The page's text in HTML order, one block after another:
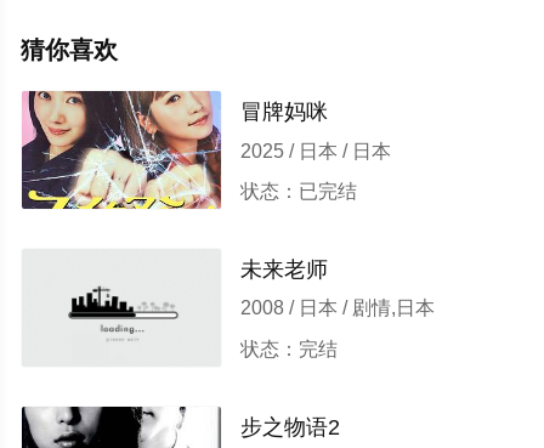
猜你喜欢
冒牌妈咪
2025 / 日本 / 日本
状态：已完结
未来老师
2008 / 日本 / 剧情,日本
状态：完结
步之物语2